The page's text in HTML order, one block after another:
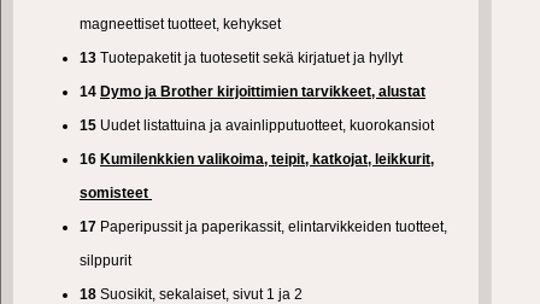
magneettiset tuotteet, kehykset
13 Tuotepaketit ja tuotesetit sekä kirjatuet ja hyllyt
14 Dymo ja Brother kirjoittimien tarvikkeet, alustat
15 Uudet listattuina ja avainlipputuotteet, kuorokansiot
16 Kumilenkkien valikoima, teipit, katkojat, leikkurit,
somisteet
17 Paperipussit ja paperikassit, elintarvikkeiden tuotteet,
silppurit
18 Suosikit, sekalaiset, sivut 1 ja 2